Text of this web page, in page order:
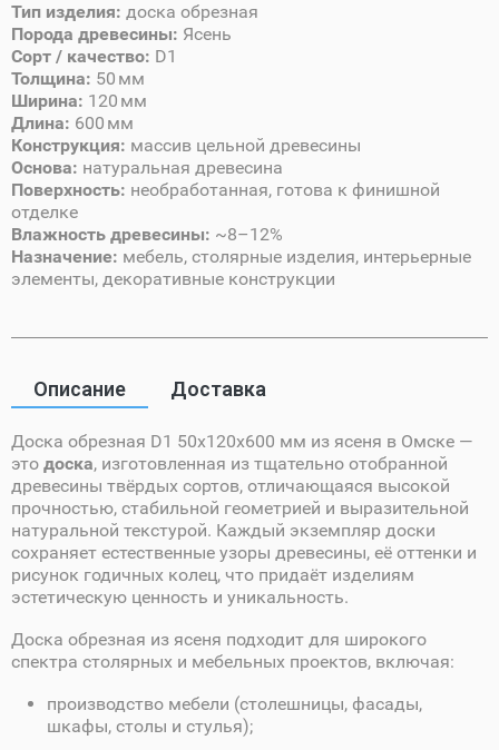
Тип изделия: доска обрезная
Порода древесины: Ясень
Сорт / качество: D1
Толщина: 50 мм
Ширина: 120 мм
Длина: 600 мм
Конструкция: массив цельной древесины
Основа: натуральная древесина
Поверхность: необработанная, готова к финишной
отделке
Влажность древесины: ~8–12%
Назначение: мебель, столярные изделия, интерьерные
элементы, декоративные конструкции
Описание Доставка
Доска обрезная D1 50х120х600 мм из ясеня в Омске —
это доска, изготовленная из тщательно отобранной
древесины твёрдых сортов, отличающаяся высокой
прочностью, стабильной геометрией и выразительной
натуральной текстурой. Каждый экземпляр доски
сохраняет естественные узоры древесины, её оттенки и
рисунок годичных колец, что придаёт изделиям
эстетическую ценность и уникальность.
Доска обрезная из ясеня подходит для широкого
спектра столярных и мебельных проектов, включая:
производство мебели (столешницы, фасады,
шкафы, столы и стулья);